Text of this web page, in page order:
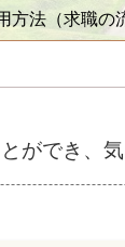
方法（求職の
ができ、